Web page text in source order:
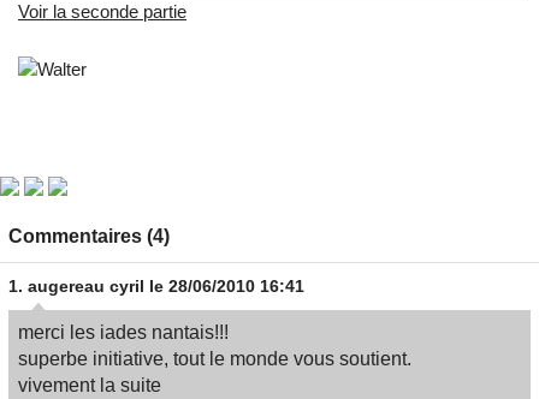
Voir la seconde partie
Commentaires (4)
1. augereau cyril le 28/06/2010 16:41
merci les iades nantais!!!
superbe initiative, tout le monde vous soutient.
vivement la suite